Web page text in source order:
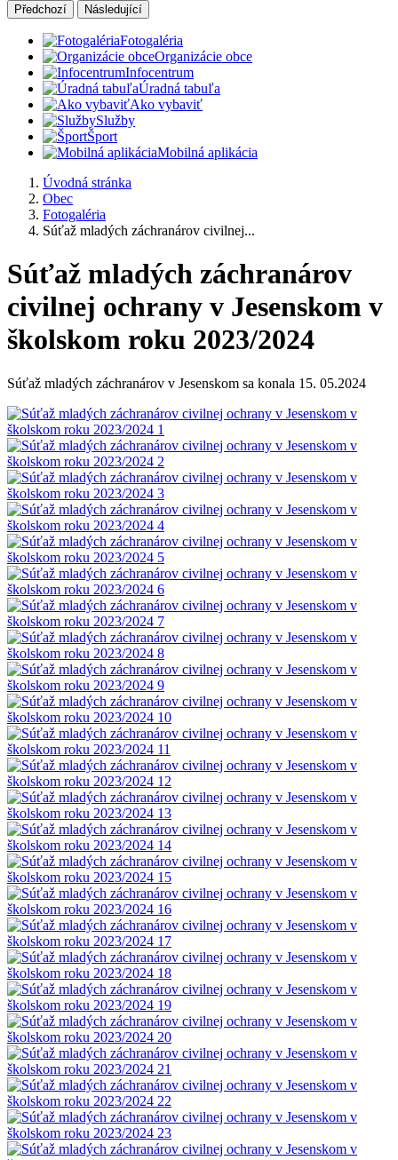
Předchozí Následující
Fotogaléria
Organizácie obce
Infocentrum
Úradná tabuľa
Ako vybaviť
Služby
Šport
Mobilná aplikácia
Úvodná stránka
Obec
Fotogaléria
Súťaž mladých záchranárov civilnej...
Súťaž mladých záchranárov
civilnej ochrany v Jesenskom v
školskom roku 2023/2024
Súťaž mladých záchranárov v Jesenskom sa konala 15. 05.2024